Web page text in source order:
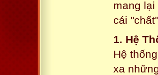
mang
cái
1. Hệ
Hệ
xa